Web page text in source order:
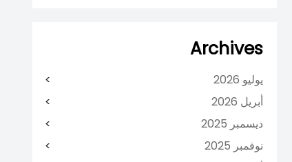
Archives
يوليو 2026
أبريل 2026
ديسمبر 2025
نوفمبر 2025